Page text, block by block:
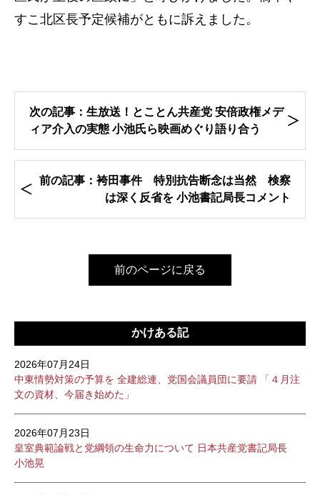
すこ北区長予定候補がともに訴えました。
次の記事：生放送！とことん共産党 安倍政権メデ
ィア介入の実態 小池氏ら映画めぐり語り合う
前の記事：袴田事件 特別抗告断念は当然 検察
は深く反省を 小池書記局長コメント
前のページに戻る
かけある記
2026年07月24日
中東情勢対策の予算を 全建総連、党国会議員団に要請 「４月注
文の資材、今届き始めた」
2026年07月23日
皇室典範論戦と党綱領の生命力について 日本共産党書記局長
小池晃